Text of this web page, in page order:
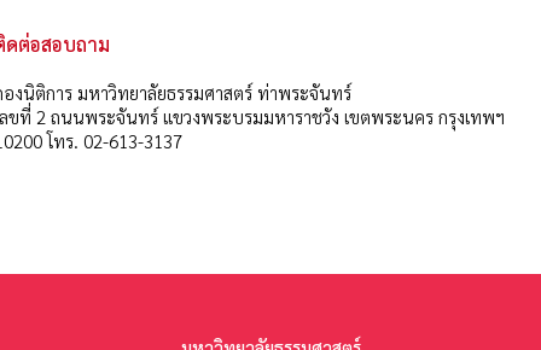
ดต่อสอบถาม
องนิติการ มหาวิทยาลัยธรรมศาสตร์ ท่าพระจันทร์
ลขที่ 2 ถนนพระจันทร์ แขวงพระบรมมหาราชวัง เขตพระนคร กรุงเทพฯ
โทร. 02-613-3137